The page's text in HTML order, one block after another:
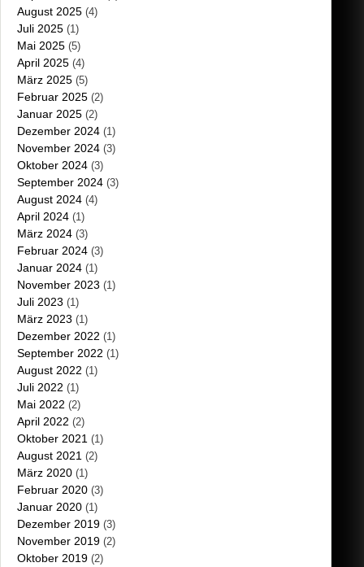
August 2025 (4)
Juli 2025 (1)
Mai 2025 (5)
April 2025 (4)
März 2025 (5)
Februar 2025 (2)
Januar 2025 (2)
Dezember 2024 (1)
November 2024 (3)
Oktober 2024 (3)
September 2024 (3)
August 2024 (4)
April 2024 (1)
März 2024 (3)
Februar 2024 (3)
Januar 2024 (1)
November 2023 (1)
Juli 2023 (1)
März 2023 (1)
Dezember 2022 (1)
September 2022 (1)
August 2022 (1)
Juli 2022 (1)
Mai 2022 (2)
April 2022 (2)
Oktober 2021 (1)
August 2021 (2)
März 2020 (1)
Februar 2020 (3)
Januar 2020 (1)
Dezember 2019 (3)
November 2019 (2)
Oktober 2019 (2)